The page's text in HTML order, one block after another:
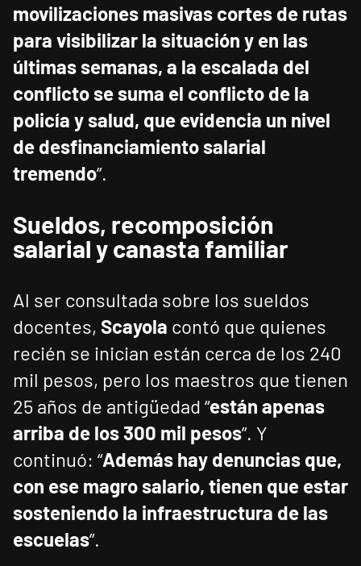
movilizaciones masivas cortes de rutas
para visibilizar la situación y en las
últimas semanas, a la escalada del
conflicto se suma el conflicto de la
policía y salud, que evidencia un nivel
de desfinanciamiento salarial
tremendo”.
Sueldos, recomposición
salarial y canasta familiar
Al ser consultada sobre los sueldos
docentes, Scayola contó que quienes
recién se inician están cerca de los 240
mil pesos, pero los maestros que tienen
25 años de antigüedad “están apenas
arriba de los 300 mil pesos”. Y
continuó: “Además hay denuncias que,
con ese magro salario, tienen que estar
sosteniendo la infraestructura de las
escuelas”.